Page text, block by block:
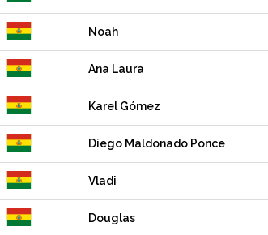
Noah
Ana Laura
Karel Gómez
Diego Maldonado Ponce
Vladi
Douglas